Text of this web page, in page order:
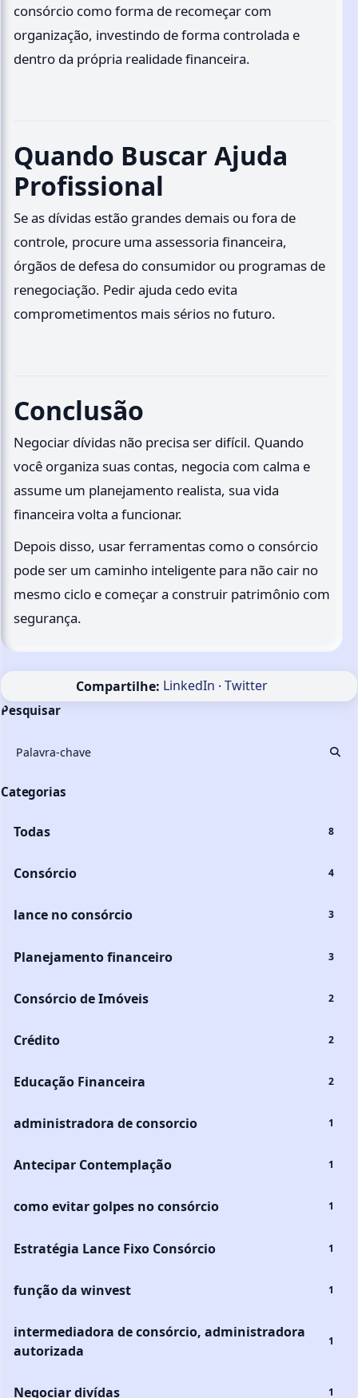
Pesquisar
Categorias
Todas 8
Consórcio 4
lance no consórcio 3
Planejamento financeiro 3
Consórcio de Imóveis 2
Crédito 2
Educação Financeira 2
administradora de consorcio 1
Antecipar Contemplação 1
como evitar golpes no consórcio 1
Estratégia Lance Fixo Consórcio 1
função da winvest 1
intermediadora de consórcio, administradora
autorizada
1
Negociar divídas 1
consórcio como forma de recomeçar com
organização, investindo de forma controlada e
dentro da própria realidade financeira.
Quando Buscar Ajuda
Profissional
Se as dívidas estão grandes demais ou fora de
controle, procure uma assessoria financeira,
órgãos de defesa do consumidor ou programas de
renegociação. Pedir ajuda cedo evita
comprometimentos mais sérios no futuro.
Conclusão
Negociar dívidas não precisa ser difícil. Quando
você organiza suas contas, negocia com calma e
assume um planejamento realista, sua vida
financeira volta a funcionar.
Depois disso, usar ferramentas como o consórcio
pode ser um caminho inteligente para não cair no
mesmo ciclo e começar a construir patrimônio com
segurança.
Compartilhe: LinkedIn ·Twitter